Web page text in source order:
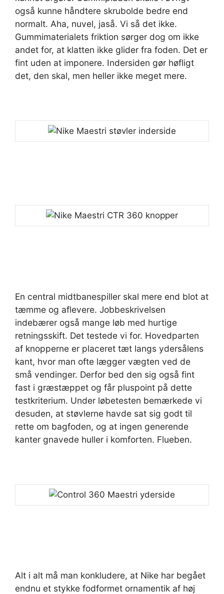
også kunne håndtere skrubolde bedre end
normalt. Aha, nuvel, jaså. Vi så det ikke.
Gummimaterialets friktion sørger dog om ikke
andet for, at klatten ikke glider fra foden. Det er
fint uden at imponere. Indersiden gør høfligt
det, den skal, men heller ikke meget mere.
En central midtbanespiller skal mere end blot at
tæmme og aflevere. Jobbeskrivelsen
indebærer også mange løb med hurtige
retningsskift. Det testede vi for. Hovedparten
af knopperne er placeret tæt langs ydersålens
kant, hvor man ofte lægger vægten ved de
små vendinger. Derfor bed den sig også fint
fast i græstæppet og får pluspoint på dette
testkriterium. Under løbetesten bemærkede vi
desuden, at støvlerne havde sat sig godt til
rette om bagfoden, og at ingen generende
kanter gnavede huller i komforten. Flueben.
Alt i alt må man konkludere, at Nike har begået
endnu et stykke fodformet ornamentik af høj